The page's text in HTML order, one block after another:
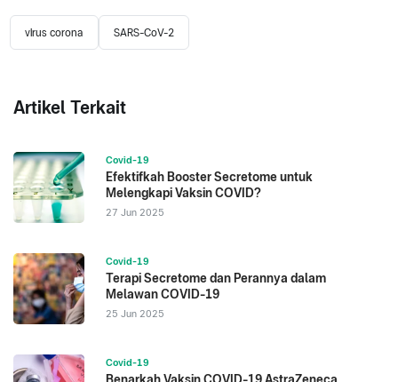
virus corona SARS-CoV-2
Artikel Terkait
Covid-19
Efektifkah Booster Secretome untuk
Melengkapi Vaksin COVID?
27 Jun 2025
Covid-19
Terapi Secretome dan Perannya dalam
Melawan COVID-19
25 Jun 2025
Covid-19